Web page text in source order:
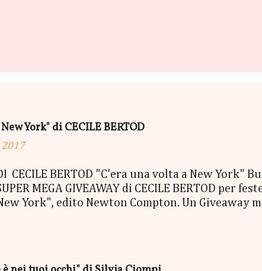
York" di CECILE BERTOD
CECILE BERTOD "C'era una volta a New
MEGA GIVEAWAY di CECILE BERTOD
York", edito Newton Compton. Un
il mio Tailleur" - una Mucchina Portachiavi -